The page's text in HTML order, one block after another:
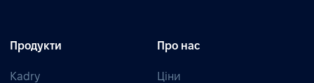
Продукти
Kadry
Про нас
Ціни